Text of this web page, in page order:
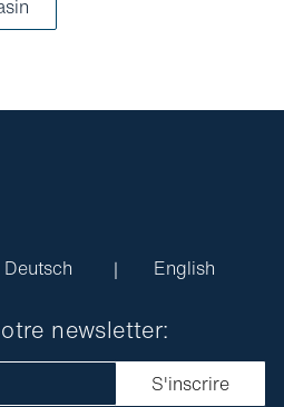
Deutsch English
newsletter:
S'inscrire